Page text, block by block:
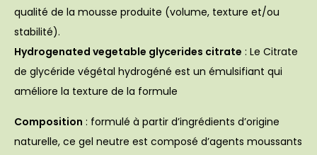
qualité de la mousse produite (volume, texture et/ou
stabilité).
Hydrogenated vegetable glycerides citrate : Le Citrate
de glycéride végétal hydrogéné est un émulsifiant qui
améliore la texture de la formule
Composition : formulé à partir d’ingrédients d’origine
naturelle, ce gel neutre est composé d’agents moussants